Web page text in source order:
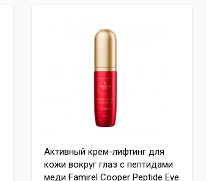
Активный крем-лифтинг для
кожи вокруг глаз с пептидами
меди Famirel Cooper Peptide Eye